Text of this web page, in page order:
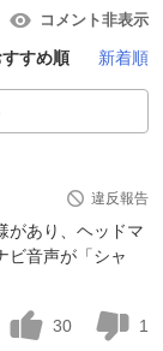
コメント非表示
すすめ順 新着順
違反報告
があり、ヘッドマ
ビ音声が「シャ
30 1